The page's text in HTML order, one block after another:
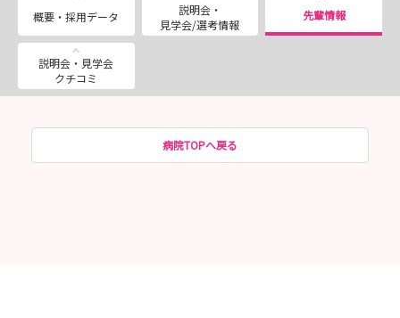
概要・採用データ
説明会・
見学会/選考情報
先輩情報
説明会・見学会
クチコミ
病院TOPへ戻る